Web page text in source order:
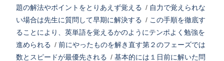
題の解法やポイントをとりあえず覚える / 自力で覚えられな
い場合は先生に質問して早期に解決する / この手順を徹底す
ることにより、英単語を覚えるかのようにテンポよく勉強を
進められる / 前にやったものを解き直す第２のフェーズでは
数とスピードが最優先される / 基本的には１日前に解いた問